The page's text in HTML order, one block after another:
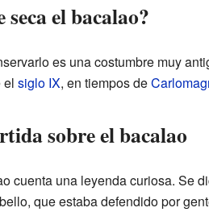
seca el bacalao?
es una costumbre muy
siglo IX, en tiempos de
sobre el bacalao
cuenta una leyenda curiosa. Se
que estaba defendido por